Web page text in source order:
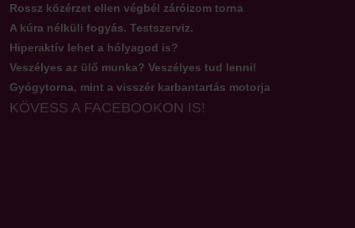
Rossz közérzet ellen végbél záróizom torna
A kúra nélküli fogyás. Testszerviz.
Hiperaktív lehet a hólyagod is?
Veszélyes az ülő munka? Veszélyes tud lenni!
Gyógytorna, mint a visszér karbantartás motorja
KÖVESS A FACEBOOKON IS!